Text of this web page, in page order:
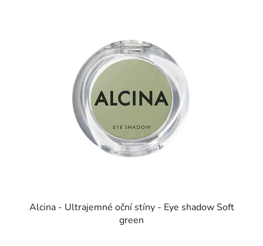
Alcina - Ultrajemné oční stíny - Eye shadow Soft
green